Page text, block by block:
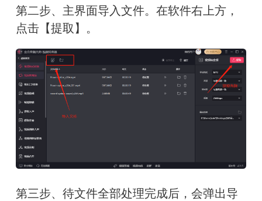
第二步、主界面导入文件。在软件右上方，
点击【提取】。
第三步、待文件全部处理完成后，会弹出导